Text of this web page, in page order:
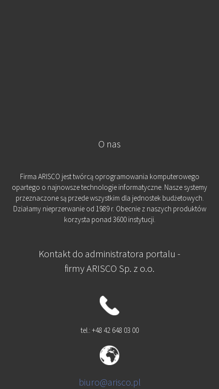
O nas
Firma ARISCO jest twórcą oprogramowania komputerowego
opartego o najnowsze technologie informatyczne. Nasze systemy
przeznaczone są przede wszystkim dla jednostek budżetowych.
Działamy nieprzerwanie od 1989 r. Obecnie z naszych produktów
korzysta ponad 3600 instytucji.
Kontakt do administratora portalu -
firmy ARISCO Sp. z o.o.
tel.: +48 42 648 03 00
biuro@arisco.pl